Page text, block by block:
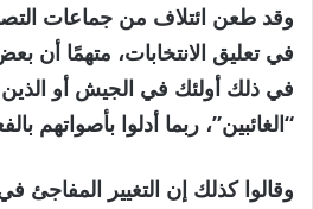
وقد طعن ائتلاف من جماعات
في تعليق الانتخابات، متهمًا أن
في ذلك أولئك في الجيش أو الذين
“الغائبين”، ربما أدلوا بأصواتهم
وقالوا كذلك إن التغيير المفاجئ